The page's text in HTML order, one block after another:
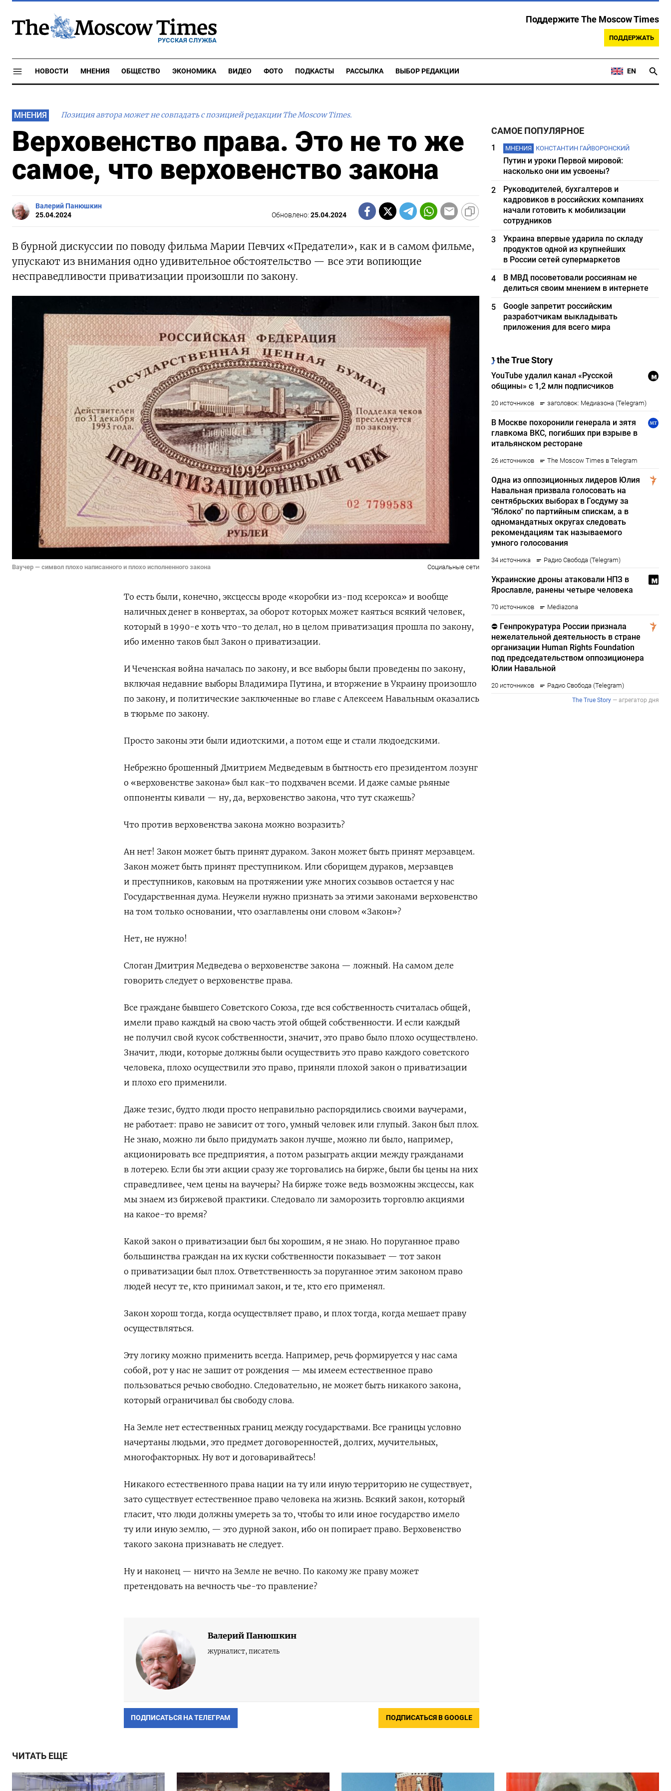
РУССКАЯ СЛУЖБА
Поддержите The Moscow Times
ПОДДЕРЖАТЬ
НОВОСТИ МНЕНИЯ ОБЩЕСТВО ЭКОНОМИКА ВИДЕО ФОТО ПОДКАСТЫ РАССЫЛКА ВЫБОР РЕДАКЦИИ EN
МНЕНИЯ Позиция автора может не совпадать с позицией редакции The Moscow Times.
Верховенство права. Это не то же
самое, что верховенство закона
Валерий Панюшкин
25.04.2024
Обновлено:25.04.2024
В бурной дискуссии по поводу фильма Марии Певчих «Предатели», как и в самом фильме,
упускают из внимания одно удивительное обстоятельство — все эти вопиющие
несправедливости приватизации произошли по закону.
Ваучер — символ плохо написанного и плохо исполненного закона Социальные сети
То есть были, конечно, эксцессы вроде «коробки из-под ксерокса» и вообще
наличных денег в конвертах, за оборот которых может каяться всякий человек,
который в 1990-е хоть что-то делал, но в целом приватизация прошла по закону,
ибо именно таков был Закон о приватизации.
И Чеченская война началась по закону, и все выборы были проведены по закону,
включая недавние выборы Владимира Путина, и вторжение в Украину произошло
по закону, и политические заключенные во главе с Алексеем Навальным оказались
в тюрьме по закону.
Просто законы эти были идиотскими, а потом еще и стали людоедскими.
Небрежно брошенный Дмитрием Медведевым в бытность его президентом лозунг
о «верховенстве закона» был как-то подхвачен всеми. И даже самые рьяные
оппоненты кивали — ну, да, верховенство закона, что тут скажешь?
Что против верховенства закона можно возразить?
Ан нет! Закон может быть принят дураком. Закон может быть принят мерзавцем.
Закон может быть принят преступником. Или сборищем дураков, мерзавцев
и преступников, каковым на протяжении уже многих созывов остается у нас
Государственная дума. Неужели нужно признать за этими законами верховенство
на том только основании, что озаглавлены они словом «Закон»?
Нет, не нужно!
Слоган Дмитрия Медведева о верховенстве закона — ложный. На самом деле
говорить следует о верховенстве права.
Все граждане бывшего Советского Союза, где вся собственность считалась общей,
имели право каждый на свою часть этой общей собственности. И если каждый
не получил свой кусок собственности, значит, это право было плохо осуществлено.
Значит, люди, которые должны были осуществить это право каждого советского
человека, плохо осуществили это право, приняли плохой закон о приватизации
и плохо его применили.
Даже тезис, будто люди просто неправильно распорядились своими ваучерами,
не работает: право не зависит от того, умный человек или глупый. Закон был плох.
Не знаю, можно ли было придумать закон лучше, можно ли было, например,
акционировать все предприятия, а потом разыграть акции между гражданами
в лотерею. Если бы эти акции сразу же торговались на бирже, были бы цены на них
справедливее, чем цены на ваучеры? На бирже тоже ведь возможны эксцессы, как
мы знаем из биржевой практики. Следовало ли заморозить торговлю акциями
на какое-то время?
Какой закон о приватизации был бы хорошим, я не знаю. Но поруганное право
большинства граждан на их куски собственности показывает — тот закон
о приватизации был плох. Ответственность за поруганное этим законом право
людей несут те, кто принимал закон, и те, кто его применял.
Закон хорош тогда, когда осуществляет право, и плох тогда, когда мешает праву
осуществляться.
Эту логику можно применить всегда. Например, речь формируется у нас сама
собой, рот у нас не зашит от рождения — мы имеем естественное право
пользоваться речью свободно. Следовательно, не может быть никакого закона,
который ограничивал бы свободу слова.
На Земле нет естественных границ между государствами. Все границы условно
начертаны людьми, это предмет договоренностей, долгих, мучительных,
многофакторных. Ну вот и договаривайтесь!
Никакого естественного права нации на ту или иную территорию не существует,
зато существует естественное право человека на жизнь. Всякий закон, который
гласит, что люди должны умереть за то, чтобы то или иное государство имело
ту или иную землю, — это дурной закон, ибо он попирает право. Верховенство
такого закона признавать не следует.
Ну и наконец — ничто на Земле не вечно. По какому же праву может
претендовать на вечность чье-то правление?
Валерий Панюшкин
журналист, писатель
ПОДПИСАТЬСЯ НА ТЕЛЕГРАМ ПОДПИСАТЬСЯ В GOOGLE
САМОЕ ПОПУЛЯРНОЕ
1 МНЕНИЯ КОНСТАНТИН ГАЙВОРОНСКИЙ
Путин и уроки Первой мировой:
насколько они им усвоены?
2
Руководителей, бухгалтеров и
кадровиков в российских компаниях
начали готовить к мобилизации
сотрудников
3
Украина впервые ударила по складу
продуктов одной из крупнейших
в России сетей супермаркетов
4
В МВД посоветовали россиянам не
делиться своим мнением в интернете
5
Google запретит российским
разработчикам выкладывать
приложения для всего мира
ЧИТАТЬ ЕЩЕ